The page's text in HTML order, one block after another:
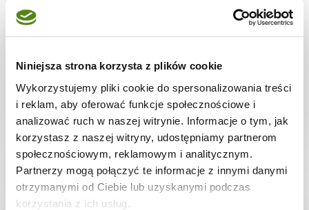
Niniejsza strona korzysta z plików cookie
Wykorzystujemy pliki cookie do spersonalizowania treści
i reklam, aby oferować funkcje społecznościowe i
analizować ruch w naszej witrynie. Informacje o tym, jak
korzystasz z naszej witryny, udostępniamy partnerom
społecznościowym, reklamowym i analitycznym.
Partnerzy mogą połączyć te informacje z innymi danymi
otrzymanymi od Ciebie lub uzyskanymi podczas
korzystania z ich usług.
awokado
15 min. - -